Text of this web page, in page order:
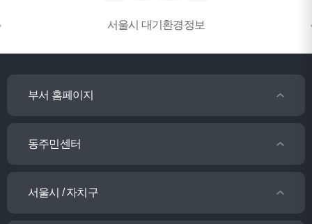
서울시 대기환경정보
부서 홈페이지
동주민센터
서울시 / 자치구